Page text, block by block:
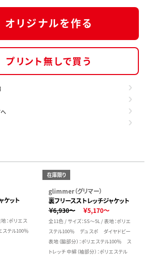
オリジナルを作る
プリント無しで買う
ケット
：ポリエス
テル100％
在庫限り
glimmer（グリマー）
裏フリースストレッチジャケット
￥6,930～
￥5,170～
全11色 / サイズ：SS～5L / 表地：ポリエ
ステル100％ デュスポ ダイヤドビー
表地（脇部分）：ポリエステル100％ ス
トレッチ 中綿（袖部分）：ポリエステル